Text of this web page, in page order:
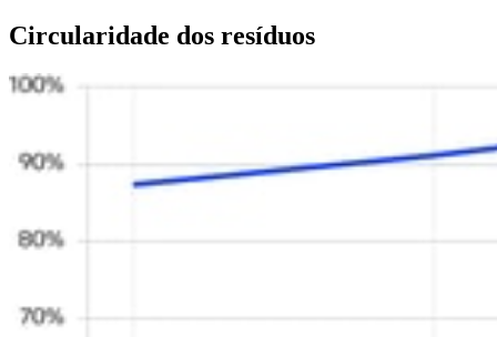
Circularidade dos resíduos